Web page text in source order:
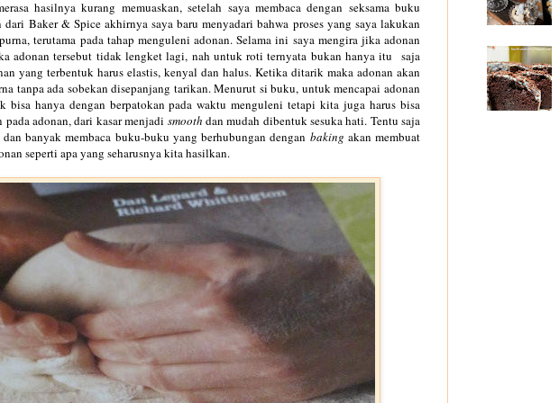
hasilnya kurang memuaskan, setelah saya membaca dengan seksama buku
Baker & Spice akhirnya saya baru menyadari bahwa proses yang saya lakukan
terutama pada tahap menguleni adonan. Selama ini saya mengira jika adonan
adonan tersebut tidak lengket lagi, nah untuk roti ternyata bukan hanya itu saja
yang terbentuk harus elastis, kenyal dan halus. Ketika ditarik maka adonan akan
tanpa ada sobekan disepanjang tarikan. Menurut si buku, untuk mencapai adonan
bisa hanya dengan berpatokan pada waktu menguleni tetapi kita juga harus bisa
pada adonan, dari kasar menjadi smooth dan mudah dibentuk sesuka hati. Tentu saja
banyak membaca buku-buku yang berhubungan dengan baking akan membuat
seperti apa yang seharusnya kita hasilkan.